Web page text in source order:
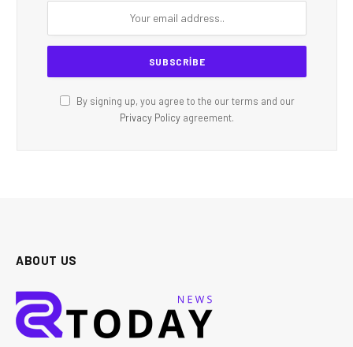
By signing up, you agree to the our terms and our
Privacy Policy agreement.
ABOUT US